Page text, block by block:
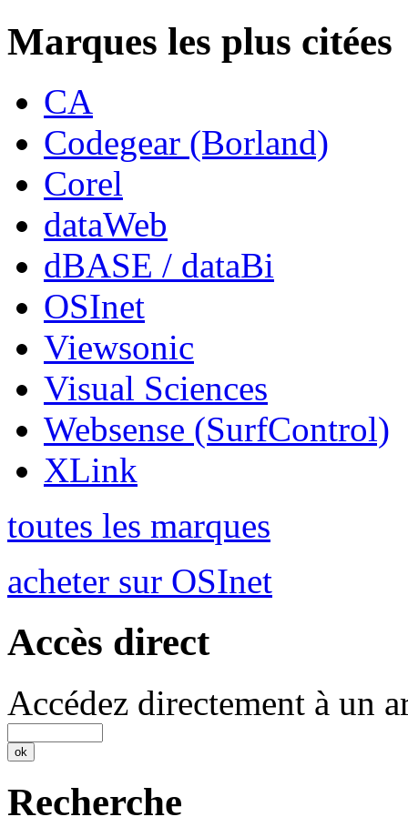
Marques les plus citées
CA
Codegear (Borland)
Corel
dataWeb
dBASE / dataBi
OSInet
Viewsonic
Visual Sciences
Websense (SurfControl)
XLink
toutes les marques
acheter sur OSInet
Accès direct
Accédez directement à un
Recherche